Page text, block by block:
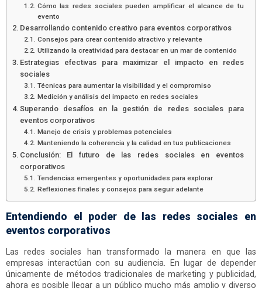
Cómo las redes sociales pueden amplificar el alcance de tu
evento
Desarrollando contenido creativo para eventos corporativos
Consejos para crear contenido atractivo y relevante
Utilizando la creatividad para destacar en un mar de contenido
Estrategias efectivas para maximizar el impacto en redes
sociales
Técnicas para aumentar la visibilidad y el compromiso
Medición y análisis del impacto en redes sociales
Superando desafíos en la gestión de redes sociales para
eventos corporativos
Manejo de crisis y problemas potenciales
Manteniendo la coherencia y la calidad en tus publicaciones
Conclusión: El futuro de las redes sociales en eventos
corporativos
Tendencias emergentes y oportunidades para explorar
Reflexiones finales y consejos para seguir adelante
Entendiendo el poder de las redes sociales en
eventos corporativos
Las redes sociales han transformado la manera en que las
empresas interactúan con su audiencia. En lugar de depender
únicamente de métodos tradicionales de marketing y publicidad,
ahora es posible llegar a un público mucho más amplio y diverso